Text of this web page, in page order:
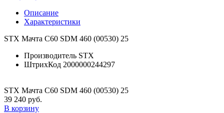
Описание
Характеристики
STX Мачта C60 SDM 460 (00530) 25
Производитель STX
ШтрихКод 2000000244297
STX Мачта C60 SDM 460 (00530) 25
39 240 руб.
В корзину